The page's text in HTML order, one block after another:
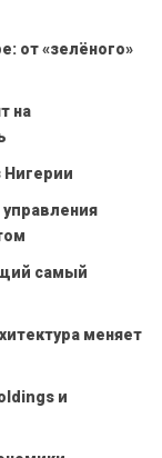
от «зелёного»
на
Нигерии
самый
меняет
и